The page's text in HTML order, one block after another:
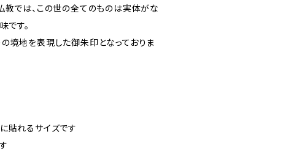
教では、この世の全てのものは実体がな
です。
境地を表現した御朱印となっておりま
貼れるサイズです